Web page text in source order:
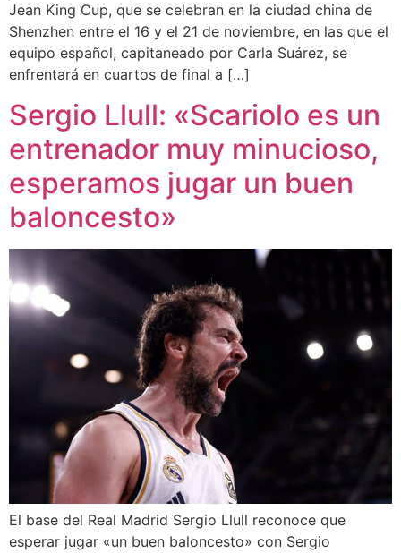
Jean King Cup, que se celebran en la ciudad china de
Shenzhen entre el 16 y el 21 de noviembre, en las que el
equipo español, capitaneado por Carla Suárez, se
enfrentará en cuartos de final a […]
Sergio Llull: «Scariolo es un
entrenador muy minucioso,
esperamos jugar un buen
baloncesto»
El base del Real Madrid Sergio Llull reconoce que
esperar jugar «un buen baloncesto» con Sergio